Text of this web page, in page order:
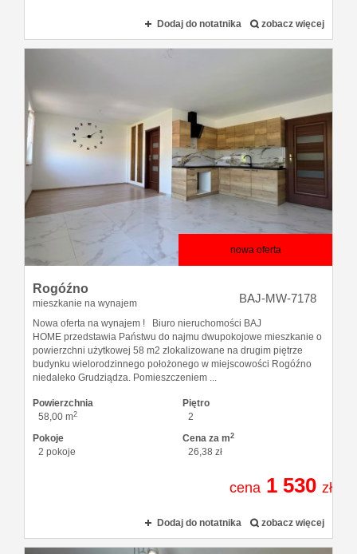
Dodaj do notatnika zobacz więcej
nowa oferta
Rogóźno
mieszkanie na wynajem BAJ-MW-7178
Nowa oferta na wynajem ! Biuro nieruchomości BAJ
HOME przedstawia Państwu do najmu dwupokojowe mieszkanie o
powierzchni użytkowej 58 m2 zlokalizowane na drugim piętrze
budynku wielorodzinnego położonego w miejscowości Rogóźno
niedaleko Grudziądza. Pomieszczeniem ...
Powierzchnia
58,00 m2
Piętro
2
Pokoje
2 pokoje
Cena za m2
26,38 zł
cena 1 530 zł
Dodaj do notatnika zobacz więcej